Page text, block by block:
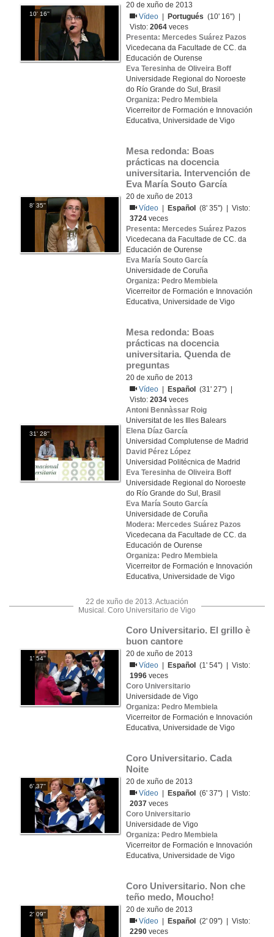
10' 16''
20 de xuño de 2013
Vídeo
Portugués (10' 16'') |
Visto:2064 veces
Presenta: Mercedes Suárez Pazos
Vicedecana da Facultade de CC. da
Educación de Ourense
Eva Teresinha de Oliveira Boff
Universidade Regional do Noroeste
do Río Grande do Sul, Brasil
Organiza: Pedro Membiela
Vicerreitor de Formación e Innovación
Educativa, Universidade de Vigo
8' 35''
Mesa redonda: Boas
prácticas na docencia
universitaria. Intervención de
Eva María Souto García
20 de xuño de 2013
Vídeo
Español
(8' 35'') | Visto:
3724 veces
Presenta: Mercedes Suárez Pazos
Vicedecana da Facultade de CC. da
Educación de Ourense
Eva María Souto García
Universidade de Coruña
Organiza: Pedro Membiela
Vicerreitor de Formación e Innovación
Educativa, Universidade de Vigo
31' 28''
Mesa redonda: Boas
prácticas na docencia
universitaria. Quenda de
preguntas
20 de xuño de 2013
Vídeo
Español
(31' 27'') |
Visto:2034 veces
Antoni Bennàssar Roig
Universitat de les Illes Balears
Elena Díaz García
Universidad Complutense de Madrid
David Pérez López
Universidad Politécnica de Madrid
Eva Teresinha de Oliveira Boff
Universidade Regional do Noroeste
do Río Grande do Sul, Brasil
Eva María Souto García
Universidade de Coruña
Modera: Mercedes Suárez Pazos
Vicedecana da Facultade de CC. da
Educación de Ourense
Organiza: Pedro Membiela
Vicerreitor de Formación e Innovación
Educativa, Universidade de Vigo
22 de xuño de 2013. Actuación
Musical. Coro Universitario de Vigo
1' 54''
Coro Universitario. El grillo è
buon cantore
20 de xuño de 2013
Vídeo
Español
(1' 54'') | Visto:
1996 veces
Coro Universitario
Universidade de Vigo
Organiza: Pedro Membiela
Vicerreitor de Formación e Innovación
Educativa, Universidade de Vigo
6' 37''
Coro Universitario. Cada
Noite
20 de xuño de 2013
Vídeo
Español
(6' 37'') | Visto:
2037 veces
Coro Universitario
Universidade de Vigo
Organiza: Pedro Membiela
Vicerreitor de Formación e Innovación
Educativa, Universidade de Vigo
2' 09''
Coro Universitario. Non che
teño medo, Moucho!
20 de xuño de 2013
Vídeo
Español
(2' 09'') | Visto:
2290 veces